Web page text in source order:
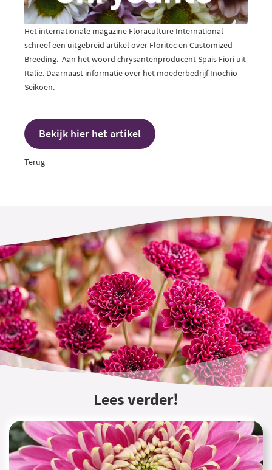
Het internationale magazine Floraculture International
schreef een uitgebreid artikel over Floritec en Customized
Breeding. Aan het woord chrysantenproducent Spais Fiori uit
Italië. Daarnaast informatie over het moederbedrijf Inochio
Seikoen.
Bekijk hier het artikel
Terug
Lees verder!